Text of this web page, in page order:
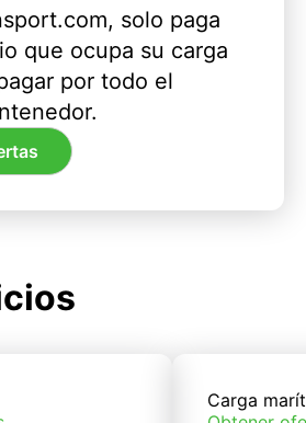
solo paga
que ocupa su carga
por todo el
Carga